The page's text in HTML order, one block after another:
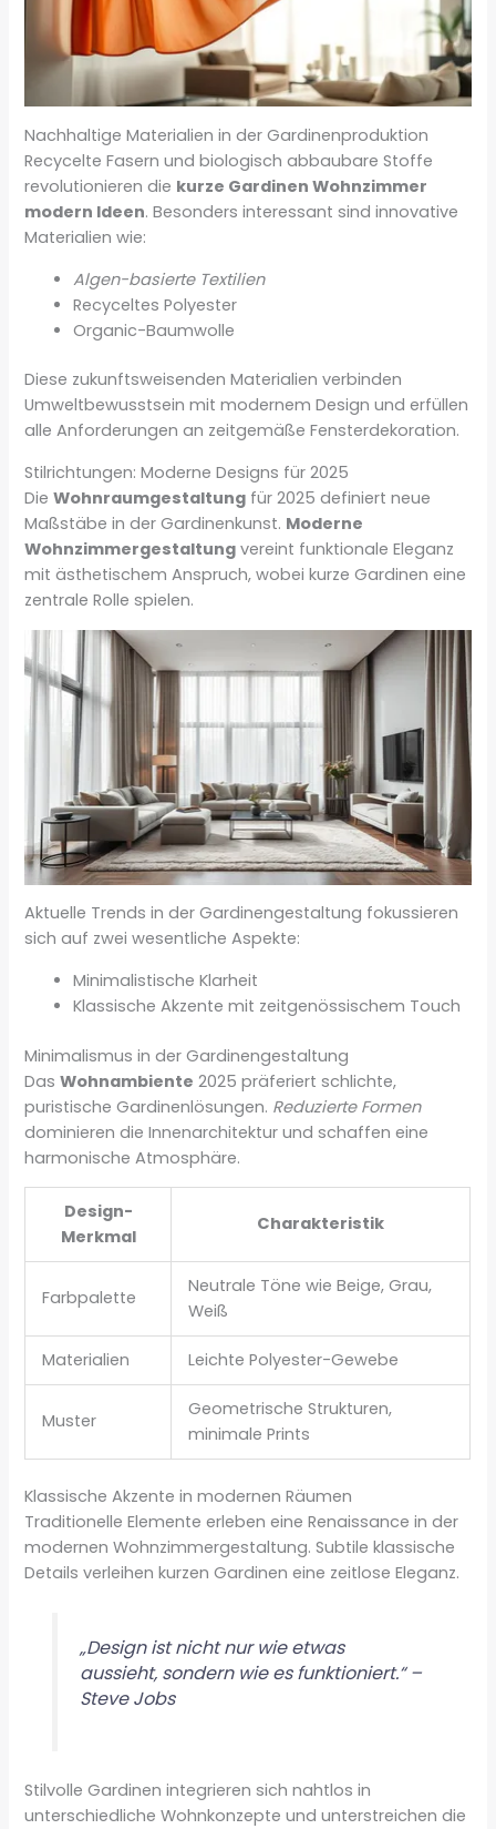
Nachhaltige Materialien in der Gardinenproduktion
Recycelte Fasern und biologisch abbaubare Stoffe
revolutionieren die kurze Gardinen Wohnzimmer
modern Ideen. Besonders interessant sind innovative
Materialien wie:
Algen-basierte Textilien
Recyceltes Polyester
Organic-Baumwolle
Diese zukunftsweisenden Materialien verbinden
Umweltbewusstsein mit modernem Design und erfüllen
alle Anforderungen an zeitgemäße Fensterdekoration.
Stilrichtungen: Moderne Designs für 2025
DieWohnraumgestaltung für 2025 definiert neue
Maßstäbe in der Gardinenkunst. Moderne
Wohnzimmergestaltung vereint funktionale Eleganz
mit ästhetischem Anspruch, wobei kurze Gardinen eine
zentrale Rolle spielen.
Aktuelle Trends in der Gardinengestaltung fokussieren
sich auf zwei wesentliche Aspekte:
Minimalistische Klarheit
Klassische Akzente mit zeitgenössischem Touch
Minimalismus in der Gardinengestaltung
DasWohnambiente 2025 präferiert schlichte,
puristische Gardinenlösungen. Reduzierte Formen
dominieren die Innenarchitektur und schaffen eine
harmonische Atmosphäre.
Design-
Merkmal
Charakteristik
Farbpalette
Neutrale Töne wie Beige, Grau,
Weiß
Materialien Leichte Polyester-Gewebe
Muster
Geometrische Strukturen,
minimale Prints
Klassische Akzente in modernen Räumen
Traditionelle Elemente erleben eine Renaissance in der
modernen Wohnzimmergestaltung. Subtile klassische
Details verleihen kurzen Gardinen eine zeitlose Eleganz.
„Design ist nicht nur wie etwas
aussieht, sondern wie es funktioniert.“ –
Steve Jobs
Stilvolle Gardinen integrieren sich nahtlos in
unterschiedliche Wohnkonzepte und unterstreichen die